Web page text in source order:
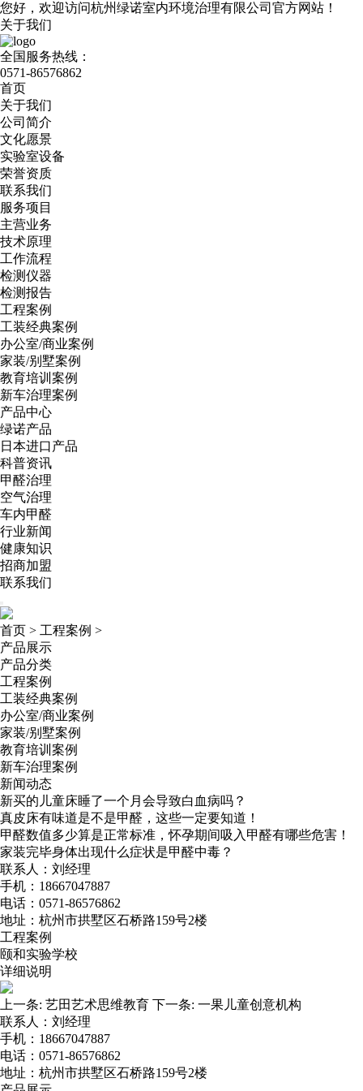
您好，欢迎访问杭州绿诺室内环境治理有限公司官方网站！
关于我们
全国服务热线：
0571-86576862
首页
关于我们
公司简介
文化愿景
实验室设备
荣誉资质
联系我们
服务项目
主营业务
技术原理
工作流程
检测仪器
检测报告
工程案例
工装经典案例
办公室/商业案例
家装/别墅案例
教育培训案例
新车治理案例
产品中心
绿诺产品
日本进口产品
科普资讯
甲醛治理
空气治理
车内甲醛
行业新闻
健康知识
招商加盟
联系我们
首页 > 工程案例 >
产品展示
产品分类
工程案例
工装经典案例
办公室/商业案例
家装/别墅案例
教育培训案例
新车治理案例
新闻动态
新买的儿童床睡了一个月会导致白血病吗？
真皮床有味道是不是甲醛，这些一定要知道！
甲醛数值多少算是正常标准，怀孕期间吸入甲醛有哪些危害！
家装完毕身体出现什么症状是甲醛中毒？
联系人：刘经理
手机：18667047887
电话：0571-86576862
地址：杭州市拱墅区石桥路159号2楼
工程案例
颐和实验学校
详细说明
上一条: 艺田艺术思维教育 下一条: 一果儿童创意机构
联系人：刘经理
手机：18667047887
电话：0571-86576862
地址：杭州市拱墅区石桥路159号2楼